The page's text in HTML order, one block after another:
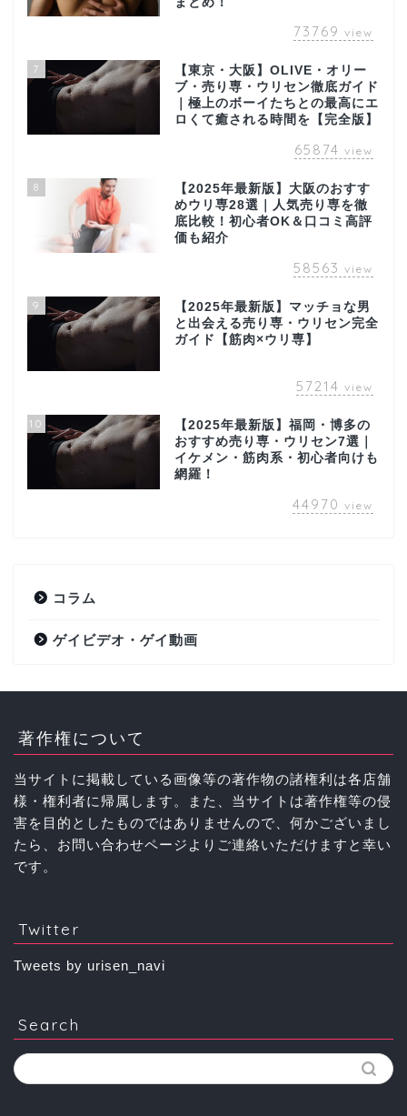
73769 view
7
【東京・大阪】OLIVE・オリー
ブ・売り専・ウリセン徹底ガイド
｜極上のボーイたちとの最高にエ
ロくて癒される時間を【完全版】
65874 view
8
【2025年最新版】大阪のおすす
めウリ専28選｜人気売り専を徹
底比較！初心者OK＆口コミ高評
価も紹介
58563 view
9
【2025年最新版】マッチョな男
と出会える売り専・ウリセン完全
ガイド【筋肉×ウリ専】
57214 view
10
【2025年最新版】福岡・博多の
おすすめ売り専・ウリセン7選｜
イケメン・筋肉系・初心者向けも
網羅！
44970 view
コラム
ゲイビデオ・ゲイ動画
著作権について
当サイトに掲載している画像等の著作物の諸権利は各店舗
様・権利者に帰属します。また、当サイトは著作権等の侵
害を目的としたものではありませんので、何かございまし
たら、お問い合わせページよりご連絡いただけますと幸い
です。
Twitter
Tweets by urisen_navi
Search